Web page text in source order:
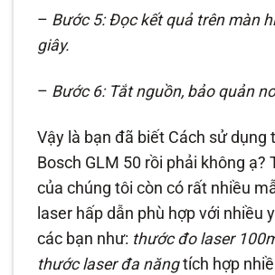
– Bước 5: Đọc kết quả trên màn
giây.
– Bước 6: Tắt nguồn, bảo quản
Vậy là bạn đã biết Cách sử dụng
Bosch GLM 50 rồi phải không ạ?
của chúng tôi còn có rất nhiều
laser hấp dẫn phù hợp với nhiều
các bạn như: thước đo laser
thước laser đa năngtích hợp